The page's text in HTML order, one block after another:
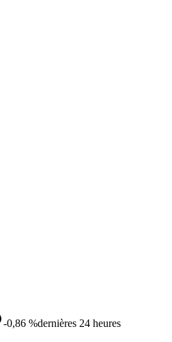
-0,86 %dernières 24 heures